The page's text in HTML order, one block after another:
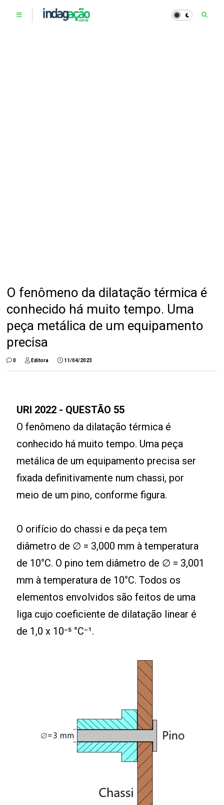
O fenômeno da dilatação térmica é
conhecido há muito tempo. Uma
peça metálica de um equipamento
precisa
0 Editora 11/04/2023
URI 2022 - QUESTÃO 55
O fenômeno da dilatação térmica é
conhecido há muito tempo. Uma peça
metálica de um equipamento precisa ser
fixada definitivamente num chassi, por
meio de um pino, conforme figura.
O orifício do chassi e da peça tem
diâmetro de ∅ = 3,000 mm à temperatura
de 10°C. O pino tem diâmetro de ∅ = 3,001
mm à temperatura de 10°C. Todos os
elementos envolvidos são feitos de uma
liga cujo coeficiente de dilatação linear é
de 1,0 x 10⁻⁵ °C⁻¹.